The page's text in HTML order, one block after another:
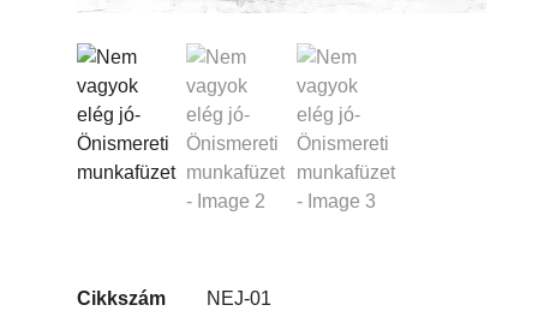
Cikkszám NEJ-01